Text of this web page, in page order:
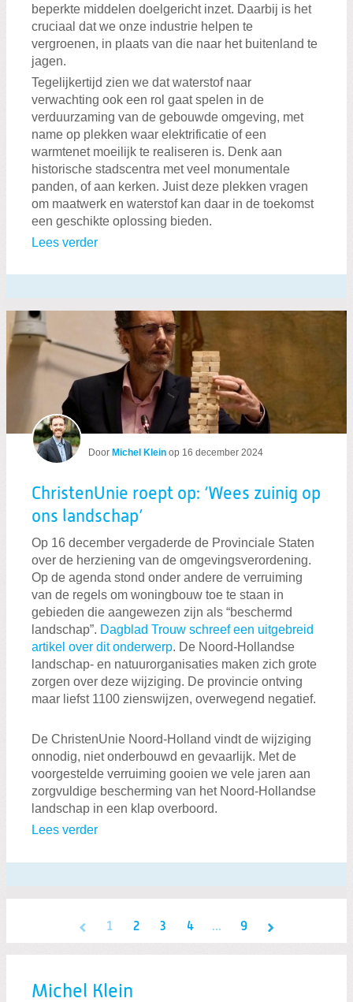
beperkte middelen doelgericht inzet. Daarbij is het
cruciaal dat we onze industrie helpen te
vergroenen, in plaats van die naar het buitenland te
jagen.
Tegelijkertijd zien we dat waterstof naar
verwachting ook een rol gaat spelen in de
verduurzaming van de gebouwde omgeving, met
name op plekken waar elektrificatie of een
warmtenet moeilijk te realiseren is. Denk aan
historische stadscentra met veel monumentale
panden, of aan kerken. Juist deze plekken vragen
om maatwerk en waterstof kan daar in de toekomst
een geschikte oplossing bieden.
Lees verder
Door Michel Klein op 16 december 2024
ChristenUnie roept op: ‘Wees zuinig op
ons landschap’
Op 16 december vergaderde de Provinciale Staten
over de herziening van de omgevingsverordening.
Op de agenda stond onder andere de verruiming
van de regels om woningbouw toe te staan in
gebieden die aangewezen zijn als “beschermd
landschap”. Dagblad Trouw schreef een uitgebreid
artikel over dit onderwerp. De Noord-Hollandse
landschap- en natuurorganisaties maken zich grote
zorgen over deze wijziging. De provincie ontving
maar liefst 1100 zienswijzen, overwegend negatief.
De ChristenUnie Noord-Holland vindt de wijziging
onnodig, niet onderbouwd en gevaarlijk. Met de
voorgestelde verruiming gooien we vele jaren aan
zorgvuldige bescherming van het Noord-Hollandse
landschap in een klap overboord.
Lees verder
1 2 3 4 ... 9
Michel Klein